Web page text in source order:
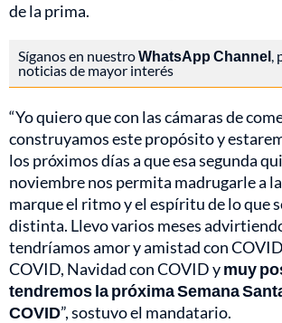
de la prima.
Síganos en nuestroWhatsApp Channel
noticias de mayor interés
“Yo quiero que con las cámaras de
construyamos este propósito y
los próximos días a que esa segunda
noviembre nos permita madrugarle a
marque el ritmo y el espíritu de lo que
distinta. Llevo varios meses
tendríamos amor y amistad con
COVID, Navidad con COVID ymuy
tendremos la próxima Semana
COVID”, sostuvo el mandatario.